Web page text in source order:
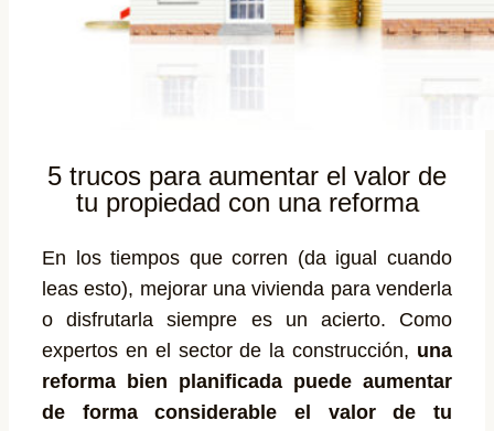
5 trucos para aumentar el valor de
tu propiedad con una reforma
En los tiempos que corren (da igual cuando
leas esto), mejorar una vivienda para venderla
o disfrutarla siempre es un acierto. Como
expertos en el sector de la construcción, una
reforma bien planificada puede aumentar
de forma considerable el valor de tu